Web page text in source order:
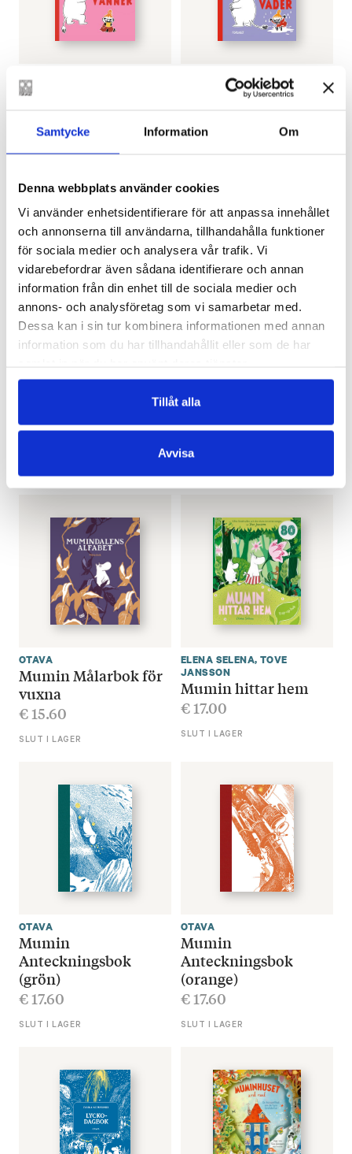
Samtycke Information Om
Denna webbplats använder cookies
Vi använder enhetsidentifierare för att anpassa innehållet
och annonserna till användarna, tillhandahålla funktioner
för sociala medier och analysera vår trafik. Vi
vidarebefordrar även sådana identifierare och annan
information från din enhet till de sociala medier och
annons- och analysföretag som vi samarbetar med.
Dessa kan i sin tur kombinera informationen med annan
information som du har tillhandahållit eller som de har
Tillåt alla
Avvisa
TOVE JANSSON
Mumin och Lilla My
vänner
€9.80
LÄGG I VARUKORG
Mumin och Lilla My
upptäcker: Vilket
€9.80
TOVE JANSSON
Mumin och Lilla My
€9.80
SEBASTIAN BACKMAN
Mumin och Lilla My
upptäcker: Matdags
€9.80
OTAVA
Mumin Målarbok för
vuxna
€15.60
SLUT I LAGER
ELENA SELENA, TOVE
JANSSON
Mumin hittar hem
€17.00
SLUT I LAGER
OTAVA
Mumin
Anteckningsbok
(grön)
€17.60
SLUT I LAGER
OTAVA
Mumin
Anteckningsbok
(orange)
€17.60
SLUT I LAGER